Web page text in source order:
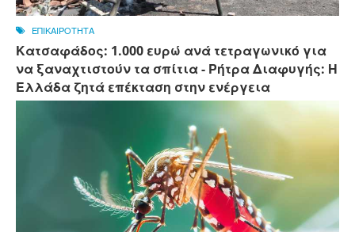
ΕΠΙΚΑΙΡΟΤΗΤΑ
Κατσαφάδος: 1.000 ευρώ ανά τετραγωνικό για
να ξαναχτιστούν τα σπίτια - Ρήτρα Διαφυγής: Η
Ελλάδα ζητά επέκταση στην ενέργεια